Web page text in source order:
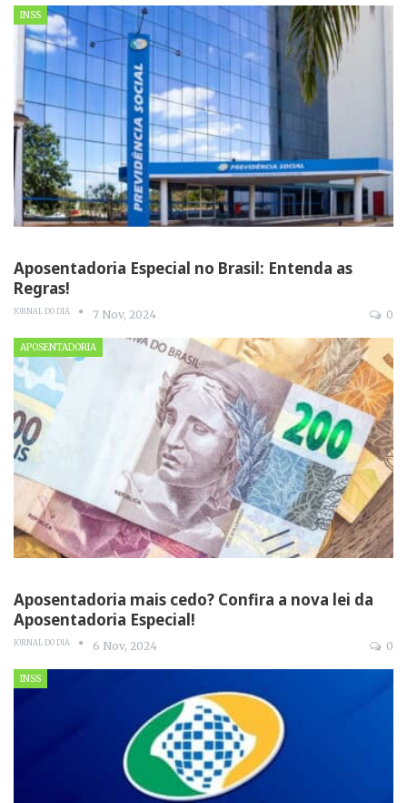
INSS
Aposentadoria Especial no Brasil: Entenda as
Regras!
JORNAL DO DIA 7 Nov, 2024 0
APOSENTADORIA
Aposentadoria mais cedo? Confira a nova lei da
Aposentadoria Especial!
JORNAL DO DIA 6 Nov, 2024 0
INSS